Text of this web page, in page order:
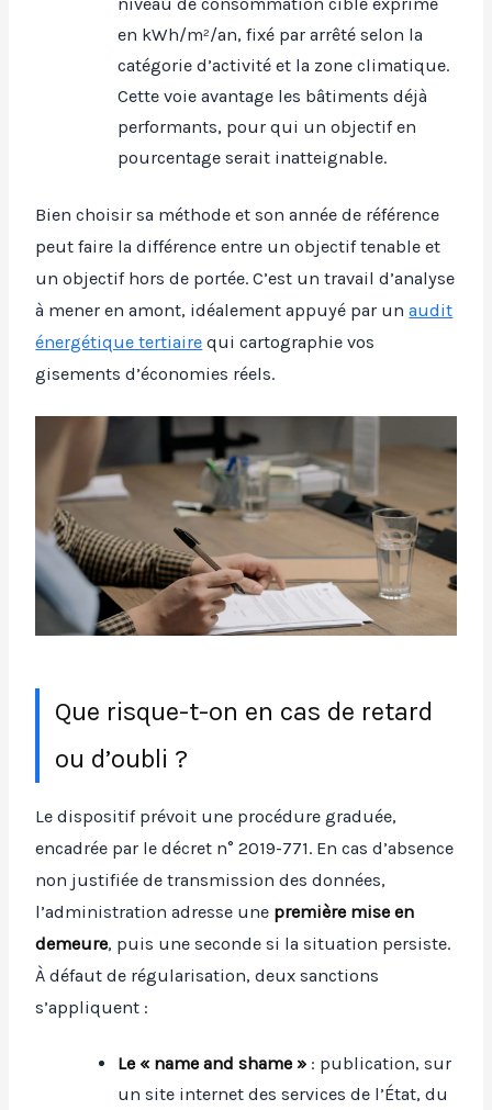
en kWh/m²/an, fixé par arrêté selon la
catégorie d’activité et la zone climatique.
Cette voie avantage les bâtiments déjà
performants, pour qui un objectif en
pourcentage serait inatteignable.
Bien choisir sa méthode et son année de référence
peut faire la différence entre un objectif tenable et
un objectif hors de portée. C’est un travail d’analyse
à mener en amont, idéalement appuyé par unaudit
énergétique tertiaire qui cartographie vos
gisements d’économies réels.
Que risque-t-on en cas de retard
ou d’oubli ?
Le dispositif prévoit une procédure graduée,
encadrée par le décret n° 2019-771. En cas d’absence
non justifiée de transmission des données,
l’administration adresse une première mise en
demeure, puis une seconde si la situation persiste.
À défaut de régularisation, deux sanctions
s’appliquent :
Le « name and shame » : publication, sur
un site internet des services de l’État, du